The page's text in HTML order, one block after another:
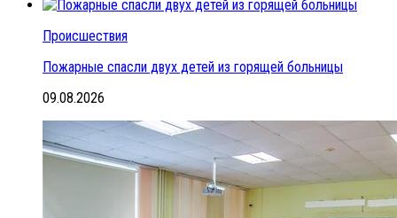
Происшествия
Пожарные спасли двух детей из горящей больницы
09.08.2026